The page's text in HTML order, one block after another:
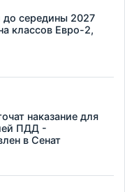
середины 2027
классов Евро-2,
наказание для
ПДД -
в Сенат